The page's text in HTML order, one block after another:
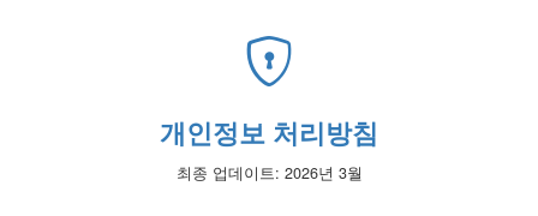
개인정보 처리방침
최종 업데이트: 2026년 3월